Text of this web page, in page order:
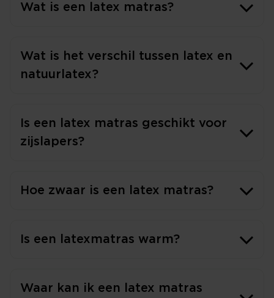
Wat is een latex matras?
Wat is het verschil tussen latex en
natuurlatex?
Is een latex matras geschikt voor
zijslapers?
Hoe zwaar is een latex matras?
Is een latexmatras warm?
Waar kan ik een latex matras